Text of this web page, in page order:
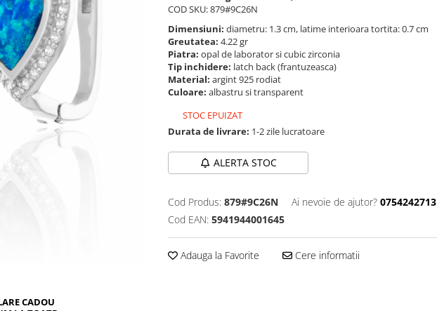
COD SKU: 879#9C26N
Dimensiuni: diametru: 1.3 cm, latime interioara tortita: 0.7 cm
Greutatea: 4.22 gr
Piatra: opal de laborator si cubic zirconia
Tip inchidere: latch back (frantuzeasca)
Material: argint 925 rodiat
Culoare: albastru si transparent
STOC EPUIZAT
Durata de livrare: 1-2 zile lucratoare
ALERTA STOC
Cod Produs: 879#9C26N Ai nevoie de ajutor? 0754242713
Cod EAN: 5941944001645
Adauga la Favorite Cere informatii
CADOU